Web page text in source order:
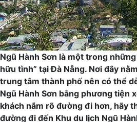
Ngũ Hành Sơn là một trong
hữu tình” tại Đà Nẵng. Nơi đây
trung tâm thành phố nên có thể
Ngũ Hành Sơn bằng phương tiện
khách nắm rõ đường đi hơn, hãy
đường đi đến Khu du lịch Ngũ